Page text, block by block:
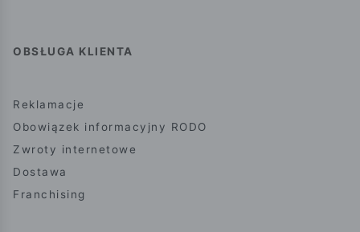
OBSŁUGA KLIENTA
Reklamacje
Obowiązek informacyjny RODO
Zwroty internetowe
Dostawa
Franchising